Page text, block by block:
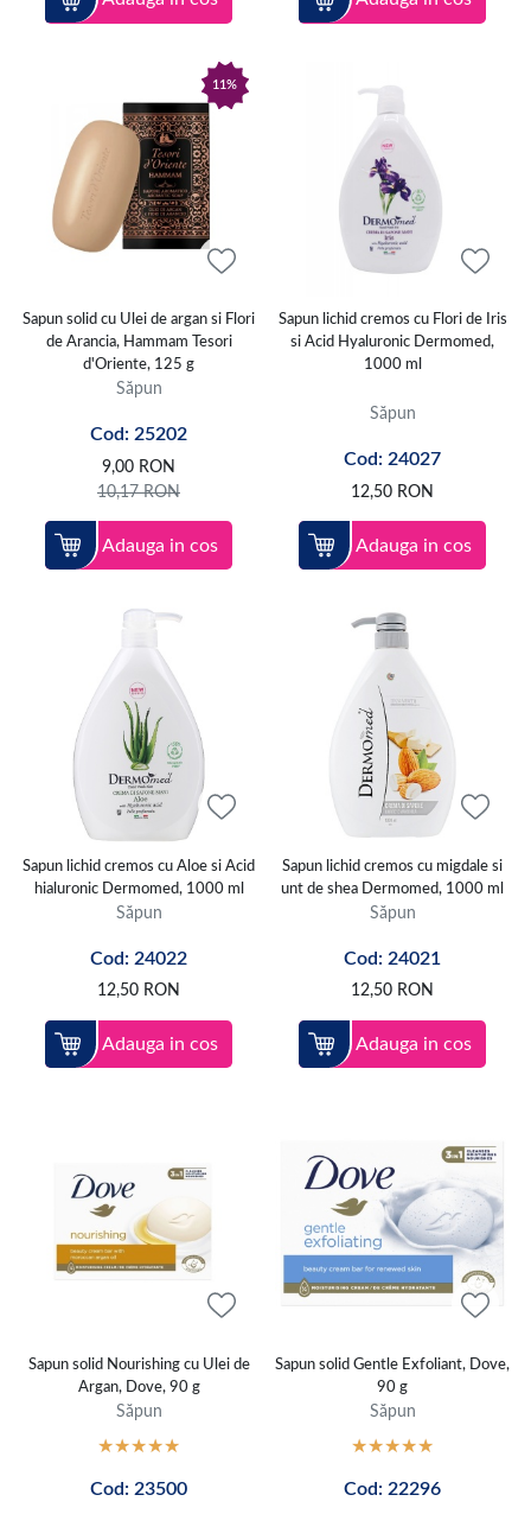
11%
Sapun solid cu Ulei de argan si Flori
de Arancia, Hammam Tesori
d'Oriente, 125 g
Săpun
Cod: 25202
9,00 RON
10,17RON
Adauga in cos
Sapun lichid cremos cu Flori de Iris
si Acid Hyaluronic Dermomed,
1000 ml
Săpun
Cod: 24027
12,50 RON
Adauga in cos
Sapun lichid cremos cu Aloe si Acid
hialuronic Dermomed, 1000 ml
Săpun
Cod: 24022
12,50 RON
Adauga in cos
Sapun lichid cremos cu migdale si
unt de shea Dermomed, 1000 ml
Săpun
Cod: 24021
12,50 RON
Adauga in cos
Sapun solid Nourishing cu Ulei de
Argan, Dove, 90 g
Săpun
Cod: 23500
Sapun solid Gentle Exfoliant, Dove,
90 g
Săpun
Cod: 22296